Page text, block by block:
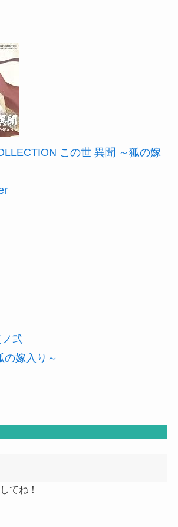
この世 異聞 ～狐の嫁
弐
の嫁入り～
てね！